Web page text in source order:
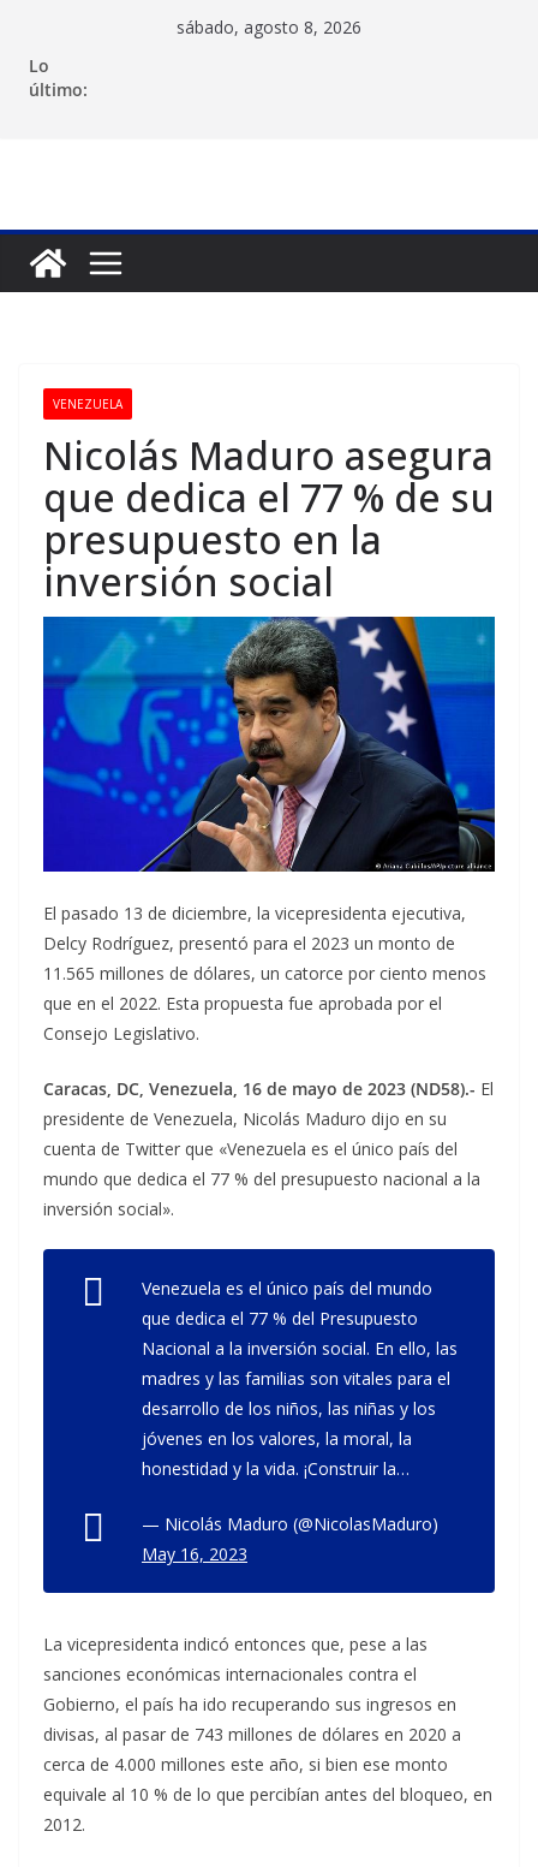
contenido
sábado, agosto 8, 2026
Lo
último:
VENEZUELA
Nicolás Maduro asegura
que dedica el 77 % de su
presupuesto en la
inversión social
El pasado 13 de diciembre, la vicepresidenta ejecutiva,
Delcy Rodríguez, presentó para el 2023 un monto de
11.565 millones de dólares, un catorce por ciento menos
que en el 2022. Esta propuesta fue aprobada por el
Consejo Legislativo.
Caracas, DC, Venezuela, 16 de mayo de 2023 (ND58).- El
presidente de Venezuela, Nicolás Maduro dijo en su
cuenta de Twitter que «Venezuela es el único país del
mundo que dedica el 77 % del presupuesto nacional a la
inversión social».
Venezuela es el único país del mundo
que dedica el 77 % del Presupuesto
Nacional a la inversión social. En ello, las
madres y las familias son vitales para el
desarrollo de los niños, las niñas y los
jóvenes en los valores, la moral, la
honestidad y la vida. ¡Construir la…
— Nicolás Maduro (@NicolasMaduro)
May 16, 2023
La vicepresidenta indicó entonces que, pese a las
sanciones económicas internacionales contra el
Gobierno, el país ha ido recuperando sus ingresos en
divisas, al pasar de 743 millones de dólares en 2020 a
cerca de 4.000 millones este año, si bien ese monto
equivale al 10 % de lo que percibían antes del bloqueo, en
2012.